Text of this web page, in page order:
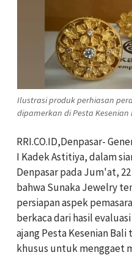
Ilustrasi produk perhiasan
dipamerkan di Pesta Kesenian
RRI.CO.ID,Denpasar-
I Kadek Astitiya, dalam
Denpasar pada Jum'at,
bahwa Sunaka Jewelry
persiapan aspek
berkaca dari hasil
ajang Pesta Kesenian
khusus untuk menggaet